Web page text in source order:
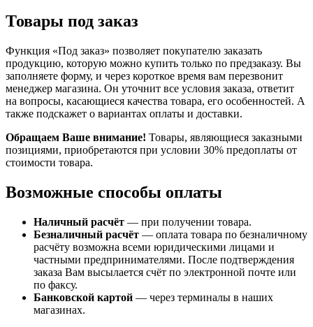
Товары под заказ
Функция «Под заказ» позволяет покупателю заказать
продукцию, которую можно купить только по предзаказу. Вы
заполняете форму, и через короткое время вам перезвонит
менеджер магазина. Он уточнит все условия заказа, ответит
на вопросы, касающиеся качества товара, его особенностей. А
также подскажет о вариантах оплаты и доставки.
Обращаем Ваше внимание! Товары, являющиеся заказными
позициями, приобретаются при условии 30% предоплаты от
стоимости товара.
Возможные способы оплаты
Наличный расчёт — при получении товара.
Безналичный расчёт — оплата товара по безналичному
расчёту возможна всеми юридическими лицами и
частными предпринимателями. После подтверждения
заказа Вам высылается счёт по электронной почте или
по факсу.
Банковской картой — через терминалы в наших
магазинах.